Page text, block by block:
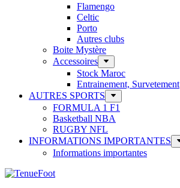
Flamengo
Celtic
Porto
Autres clubs
Boite Mystère
Accessoires
Stock Maroc
Entrainement, Survetement
AUTRES SPORTS
FORMULA 1 F1
Basketball NBA
RUGBY NFL
INFORMATIONS IMPORTANTES
Informations importantes